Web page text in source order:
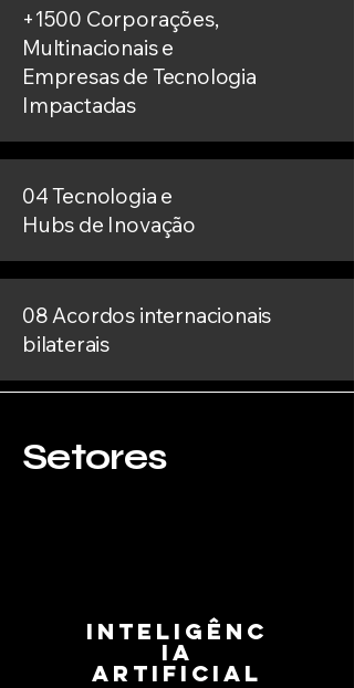
+1500 Corporações,
Multinacionais e
Empresas de Tecnologia
Impactadas
04 Tecnologia e
Hubs de Inovação
08 Acordos internacionais
bilaterais
Setores
Inteligênc
ia
Artificial